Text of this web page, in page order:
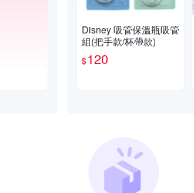
震撼春夏活動!!全館9折起
Disney 吸管保溫瓶吸管
組(把手款/杯帶款)
$120